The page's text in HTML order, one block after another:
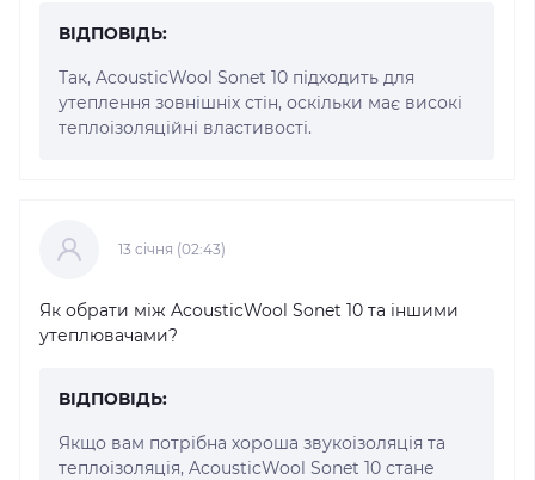
ВІДПОВІДЬ:
Так, AcousticWool Sonet 10 підходить для
утеплення зовнішніх стін, оскільки має високі
теплоізоляційні властивості.
13 cічня (02:43)
Як обрати між AcousticWool Sonet 10 та іншими
утеплювачами?
ВІДПОВІДЬ:
Якщо вам потрібна хороша звукоізоляція та
теплоізоляція, AcousticWool Sonet 10 стане